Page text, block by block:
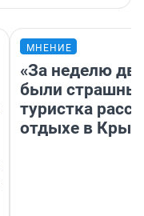
МНЕНИЕ
«За неделю
были
туристка
отдыхе в